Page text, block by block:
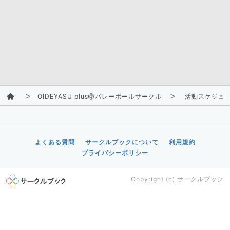
OIDEYASU plus🏐バレーボールサークル 活動スケジュ
よくある質問 サークルブックについて
利用規約
プライバシーポリシー
Copyright (c) サークルブック